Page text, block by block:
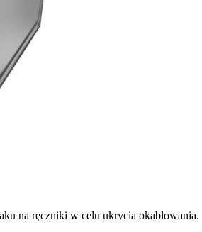
na ręczniki w celu ukrycia okablowania.